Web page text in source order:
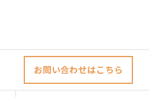
お問い合わせはこちら